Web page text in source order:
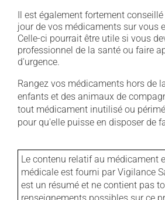
Il est également fortement
jour de vos médicaments sur vous
Celle-ci pourrait être utile si vous
professionnel de la santé ou faire
d'urgence.
Rangez vos médicaments hors de
enfants et des animaux de
tout médicament inutilisé ou
pour qu'elle puisse en disposer de
Le contenu relatif au médicament
médicale est fourni par Vigilance
est un résumé et ne contient pas